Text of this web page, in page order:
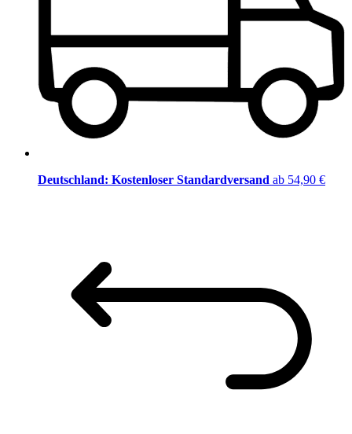
Deutschland: Kostenloser Standardversand ab 54,90 €